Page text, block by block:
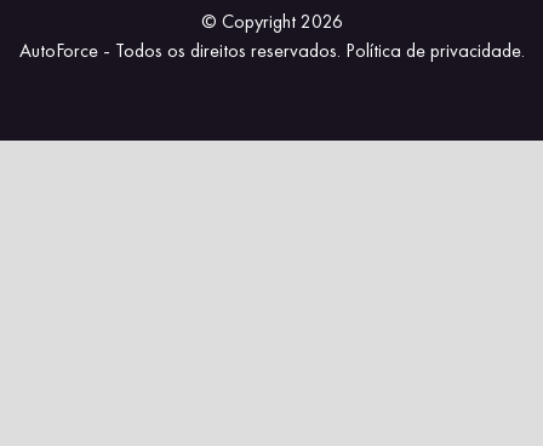
© Copyright 2026
AutoForce - Todos os direitos reservados. Política de privacidade.